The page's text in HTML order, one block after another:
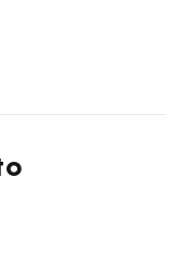
aanbod van
zijn
factor is de
een
zodat de auto